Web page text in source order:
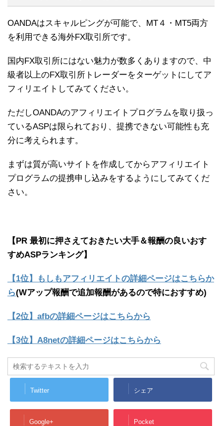
OANDAはスキャルピングが可能で、MT４・MT5両方
を利用できる海外FX取引所です。
国内FX取引所にはない魅力が数多くありますので、中
級者以上のFX取引所トレーダーをターゲットにしてア
フィリエイトしてみてください。
ただしOANDAのアフィリエイトプログラムを取り扱っ
ているASPは限られており、提携できない可能性も充
分に考えられます。
まずは質が高いサイトを作成してからアフィリエイト
プログラムの提携申し込みをするようにしてみてくだ
さい。
【PR 最初に押さえておきたい大手＆報酬の良いおす
すめASPランキング】
【1位】もしもアフィリエイトの詳細ページはこちらか
ら(Wアップ報酬で追加報酬があるので特におすすめ)
【2位】afbの詳細ページはこちらから
【3位】A8netの詳細ページはこちらから
Twitter シェア
Google+ Pocket